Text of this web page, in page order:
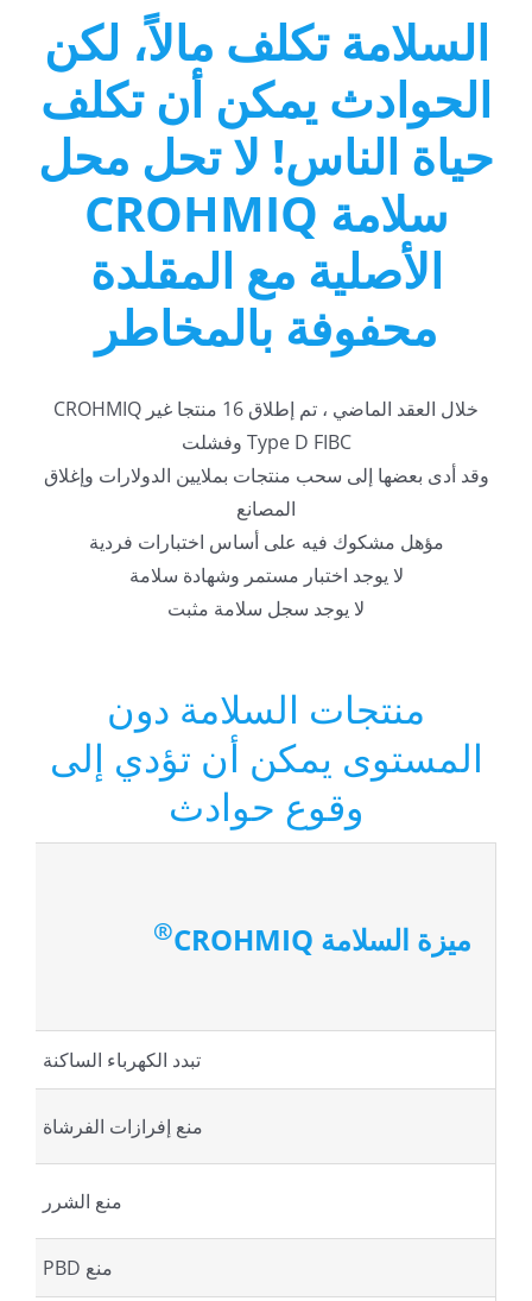
السلامة تكلف مالاً، لكن
الحوادث يمكن أن تكلف
حياة الناس! لا تحل محل
سلامة CROHMIQ
الأصلية مع المقلدة
محفوفة بالمخاطر
خلال العقد الماضي ، تم إطلاق 16 منتجا غير CROHMIQ
Type D FIBC وفشلت
وقد أدى بعضها إلى سحب منتجات بملايين الدولارات وإغلاق
المصانع
مؤهل مشكوك فيه على أساس اختبارات فردية
لا يوجد اختبار مستمر وشهادة سلامة
لا يوجد سجل سلامة مثبت
منتجات السلامة دون
المستوى يمكن أن تؤدي إلى
وقوع حوادث
ميزة السلامة CROHMIQ ®
تبدد الكهرباء الساكنة
منع إفرازات الفرشاة
منع الشرر
منع PBD